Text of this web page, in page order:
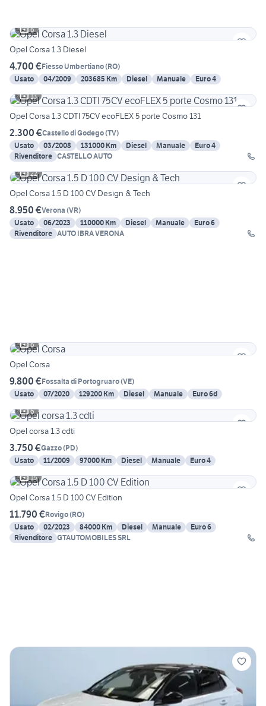
6
Opel Corsa 1.3 Diesel
4.700 €Fiesso Umbertiano(RO)
Usato
04/2009 203685 Km Diesel Manuale
Euro 4
13
Opel Corsa 1.3 CDTI 75CV ecoFLEX 5 porte Cosmo 131
2.300 €Castello di Godego(TV)
Usato
03/2008 131000 Km Diesel Manuale
Euro 4
Rivenditore CASTELLO AUTO
22
Opel Corsa 1.5 D 100 CV Design & Tech
8.950 €Verona (VR)
Usato
06/2023 110000 Km Diesel Manuale
Euro 6
Rivenditore
AUTO IBRA VERONA
6
Opel Corsa
9.800 €Fossalta di Portogruaro(VE)
Usato
07/2020 129200 Km Diesel Manuale
Euro 6d
6
Opel corsa 1.3 cdti
3.750 €Gazzo(PD)
Usato
11/2009 97000 Km Diesel Manuale
Euro 4
15
Opel Corsa 1.5 D 100 CV Edition
11.790 €Rovigo(RO)
Usato
02/2023 84000 Km Diesel Manuale
Euro 6
Rivenditore GTAUTOMOBILES SRL